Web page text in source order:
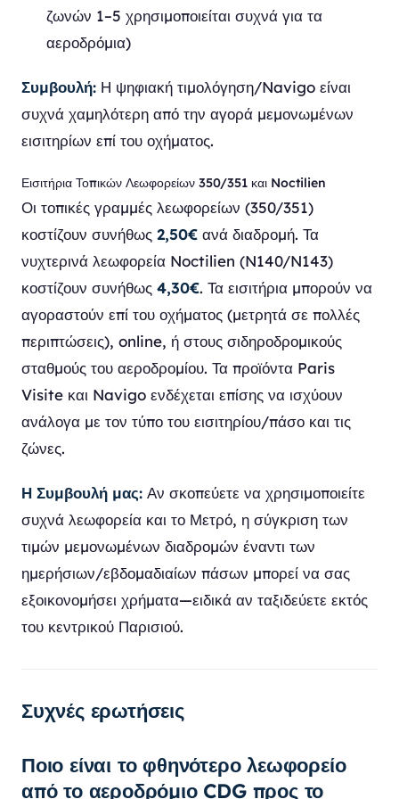
ζωνών 1–5 χρησιμοποιείται συχνά για τα
αεροδρόμια)
Συμβουλή: Η ψηφιακή τιμολόγηση/Navigo είναι
συχνά χαμηλότερη από την αγορά μεμονωμένων
εισιτηρίων επί του οχήματος.
Εισιτήρια Τοπικών Λεωφορείων 350/351 και Noctilien
Οι τοπικές γραμμές λεωφορείων (350/351)
κοστίζουν συνήθως 2,50€ ανά διαδρομή. Τα
νυχτερινά λεωφορεία Noctilien (N140/N143)
κοστίζουν συνήθως 4,30€. Τα εισιτήρια μπορούν να
αγοραστούν επί του οχήματος (μετρητά σε πολλές
περιπτώσεις), online, ή στους σιδηροδρομικούς
σταθμούς του αεροδρομίου. Τα προϊόντα Paris
Visite και Navigo ενδέχεται επίσης να ισχύουν
ανάλογα με τον τύπο του εισιτηρίου/πάσο και τις
ζώνες.
Η Συμβουλή μας: Αν σκοπεύετε να χρησιμοποιείτε
συχνά λεωφορεία και το Μετρό, η σύγκριση των
τιμών μεμονωμένων διαδρομών έναντι των
ημερήσιων/εβδομαδιαίων πάσων μπορεί να σας
εξοικονομήσει χρήματα—ειδικά αν ταξιδεύετε εκτός
του κεντρικού Παρισιού.
Συχνές ερωτήσεις
Ποιο είναι το φθηνότερο λεωφορείο
από το αεροδρόμιο CDG προς το